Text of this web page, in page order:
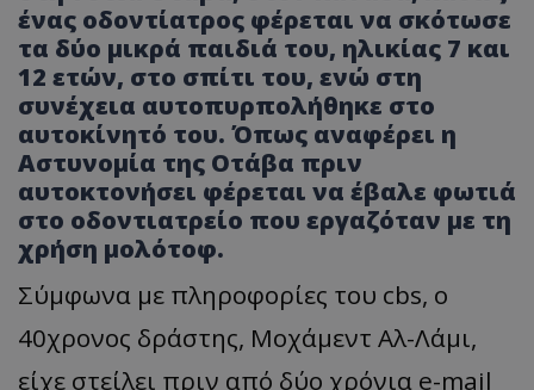
ένας οδοντίατρος φέρεται να σκότωσε
τα δύο μικρά παιδιά του, ηλικίας 7 και
12 ετών, στο σπίτι του, ενώ στη
συνέχεια αυτοπυρπολήθηκε στο
αυτοκίνητό του. Όπως αναφέρει η
Αστυνομία της Οτάβα πριν
αυτοκτονήσει φέρεται να έβαλε φωτιά
στο οδοντιατρείο που εργαζόταν με τη
χρήση μολότοφ.
Σύμφωνα με πληροφορίες του cbs, o
40χρονος δράστης, Μοχάμεντ Αλ-Λάμι,
είχε στείλει πριν από δύο χρόνια e-mail